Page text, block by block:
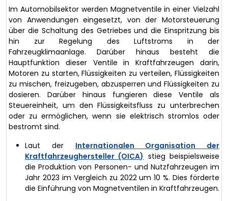
Im Automobilsektor werden Magnetventile in einer Vielzahl
von Anwendungen eingesetzt, von der Motorsteuerung
über die Schaltung des Getriebes und die Einspritzung bis
hin zur Regelung des Luftstroms in der
Fahrzeugklimaanlage. Darüber hinaus besteht die
Hauptfunktion dieser Ventile in Kraftfahrzeugen darin,
Motoren zu starten, Flüssigkeiten zu verteilen, Flüssigkeiten
zu mischen, freizugeben, abzusperren und Flüssigkeiten zu
dosieren. Darüber hinaus fungieren diese Ventile als
Steuereinheit, um den Flüssigkeitsfluss zu unterbrechen
oder zu ermöglichen, wenn sie elektrisch stromlos oder
bestromt sind.
Laut der Internationalen Organisation der
Kraftfahrzeughersteller (OICA) stieg beispielsweise
die Produktion von Personen- und Nutzfahrzeugen im
Jahr 2023 im Vergleich zu 2022 um 10 %. Dies förderte
die Einführung von Magnetventilen in Kraftfahrzeugen.